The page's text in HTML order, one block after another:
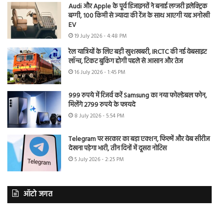
Audi और Apple के पूर्व डिजाइनरों ने बनाई लग्जरी इलेक्ट्रिक
बग्गी, 100 किमी से ज्यादा की रेंज के साथ आएगी यह अनोखी
EV
19 July 2026 - 4:48 PM
रेल यात्रियों के लिए बड़ी खुशखबरी, IRCTC की नई वेबसाइट
लॉन्च, टिकट बुकिंग होगी पहले से आसान और तेज
16 July 2026 - 1:45 PM
999 रुपये में रिजर्व करें Samsung का नया फोल्डेबल फोन,
मिलेंगे 2799 रुपये के फायदे
8 July 2026 - 5:54 PM
Telegram पर सरकार का बड़ा एक्शन, फिल्में और वेब सीरीज
देखना पड़ेगा भारी, तीन दिनों में दूसरा नोटिस
5 July 2026 - 2:25 PM
ऑटो जगत